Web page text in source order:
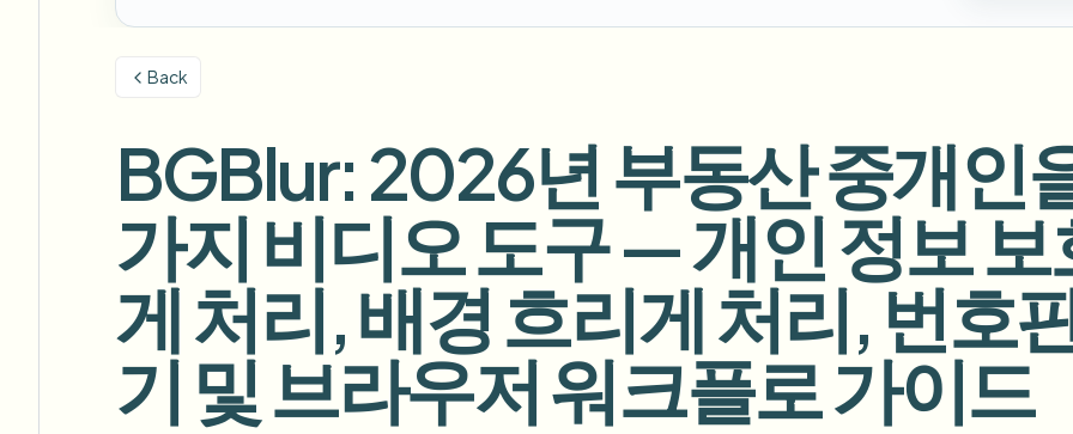
Browse every blur tool in one place
무엇이든 블러
Ecosystem
비디오 인텔리전스 BETA
Ask questions and get AI summaries
Categories
Vlogger Moto Vlogger Streamer Journalist
의료 무엇이든 블러
업로드, 작업 및 웹훅 자동화
문의 양식
볼륨, 규정 준수, 통합에 대해 문의하세요.
대량 처리 준비
문의 양식
에코시스템
비디오 인텔리전스
비디오 검색 및 이해 — Ceptory
Back
BGBlur: 2026년 부동산 중개인
가지 비디오 도구 — 개인 정보 보
게 처리, 배경 흐리게 처리, 번호
기 및 브라우저 워크플로 가이드